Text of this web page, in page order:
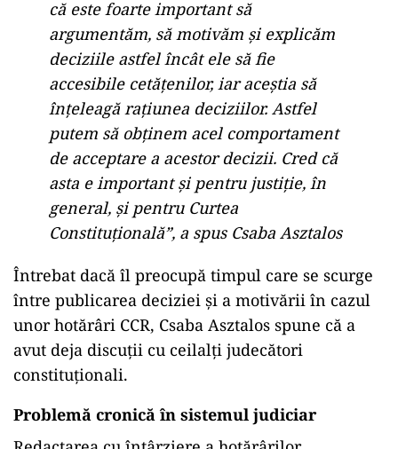
că este foarte important să
argumentăm, să motivăm şi explicăm
deciziile astfel încât ele să fie
accesibile cetăţenilor, iar aceştia să
înţeleagă raţiunea deciziilor. Astfel
putem să obţinem acel comportament
de acceptare a acestor decizii. Cred că
asta e important şi pentru justiţie, în
general, şi pentru Curtea
Constituţională”, a spus Csaba Asztalos
Întrebat dacă îl preocupă timpul care se scurge
între publicarea deciziei şi a motivării în cazul
unor hotărâri CCR, Csaba Asztalos spune că a
avut deja discuţii cu ceilalţi judecători
constituţionali.
Problemă cronică în sistemul judiciar